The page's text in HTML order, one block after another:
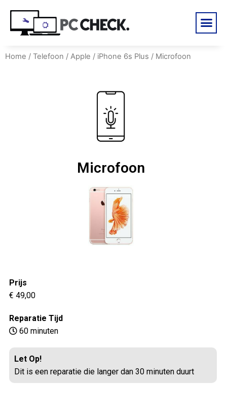
Home / Telefoon / Apple / iPhone 6s Plus / Microfoon
Microfoon
Prijs
€ 49,00
Reparatie Tijd
60 minuten
Let Op!
Dit is een reparatie die langer dan 30 minuten duurt